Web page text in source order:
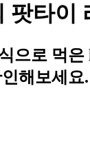
팟타이
으로 먹
해보세요.